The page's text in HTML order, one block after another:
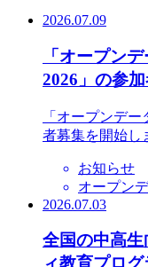
2026.07.09
「オープン
2026」の参
「オープンデ
者募集を開始し
お知らせ
オープン
2026.07.03
全国の中高